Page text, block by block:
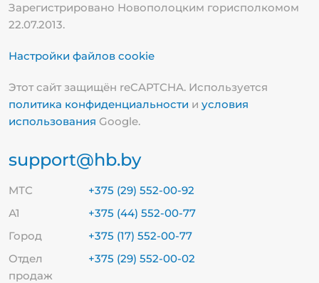
Зарегистрировано Новополоцким горисполкомом
22.07.2013.
Настройки файлов cookie
Этот сайт защищён reCAPTCHA. Используется
политика конфиденциальности и условия
использования Google.
support@hb.by
МТС
+375 (29) 552-00-92
А1
+375 (44) 552-00-77
Город
+375 (17) 552-00-77
Отдел
продаж
+375 (29) 552-00-02